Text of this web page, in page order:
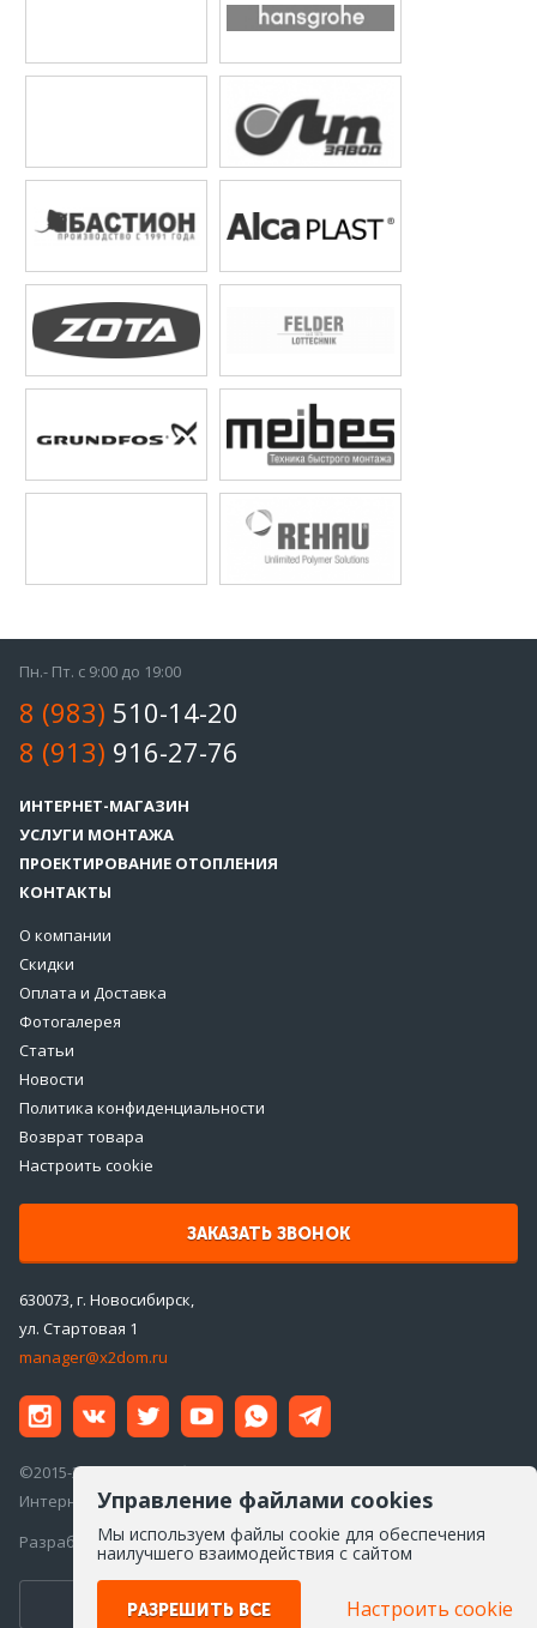
Пн.- Пт. с 9:00 до 19:00
8 (983) 510-14-20
8 (913) 916-27-76
ИНТЕРНЕТ-МАГАЗИН
УСЛУГИ МОНТАЖА
ПРОЕКТИРОВАНИЕ ОТОПЛЕНИЯ
КОНТАКТЫ
О компании
Скидки
Оплата и Доставка
Фотогалерея
Статьи
Новости
Политика конфиденциальности
Возврат товара
Настроить cookie
ЗАКАЗАТЬ ЗВОНОК
630073, г. Новосибирск,
ул. Стартовая 1
manager@x2dom.ru
©2015-2026 ООО «ДаблДом»
Интернет-магазин инженерной сантехники
Разработка сайта —Айкон
ПЕРЕЙТИ ВВЕРСИЮ ДЛЯ ПК
Управление файлами cookies
Мы используем файлы cookie для обеспечения
наилучшего взаимодействия с сайтом
РАЗРЕШИТЬ ВСЕ Настроить cookie